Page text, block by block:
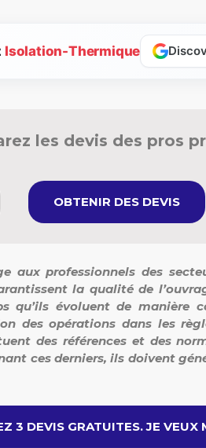
Isolation-Thermique
les devis des pros
OBTENIR DES DEVIS
aux professionnels des
la qualité de
qu’ils évoluent de manière
des opérations dans les
des références et des
ces derniers, ils doivent
3 DEVIS GRATUITES. JE VEUX